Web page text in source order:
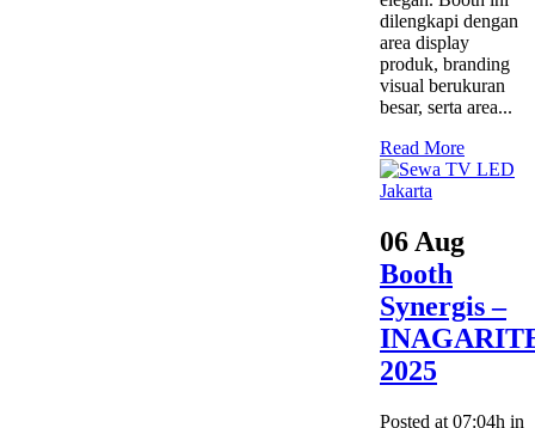
dilengkapi dengan
area display
produk, branding
visual berukuran
besar, serta area...
Read More
06 Aug
Booth
Synergis –
2025
Posted at 07:04h in